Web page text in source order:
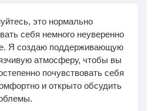
это нормально
себя немного неуверенно
Я создаю поддерживающую
атмосферу, чтобы вы
почувствовать себя
и открыто обсудить